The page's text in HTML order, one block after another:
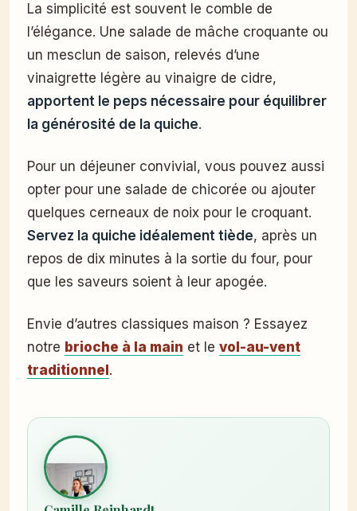
La simplicité est souvent le comble de
l’élégance. Une salade de mâche croquante ou
un mesclun de saison, relevés d’une
vinaigrette légère au vinaigre de cidre,
apportent le peps nécessaire pour équilibrer
la générosité de la quiche.
Pour un déjeuner convivial, vous pouvez aussi
opter pour une salade de chicorée ou ajouter
quelques cerneaux de noix pour le croquant.
Servez la quiche idéalement tiède, après un
repos de dix minutes à la sortie du four, pour
que les saveurs soient à leur apogée.
Envie d’autres classiques maison ? Essayez
notre brioche à la main et le vol-au-vent
traditionnel .